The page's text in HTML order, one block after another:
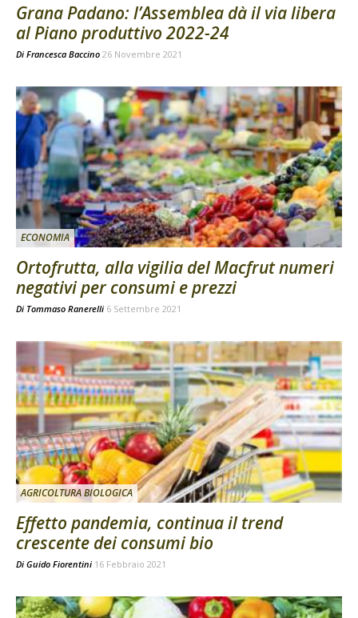
Grana Padano: l’Assemblea dà il via libera
al Piano produttivo 2022-24
Di Francesca Baccino 26 Novembre 2021
ECONOMIA
Ortofrutta, alla vigilia del Macfrut numeri
negativi per consumi e prezzi
Di Tommaso Ranerelli 6 Settembre 2021
AGRICOLTURA BIOLOGICA
Effetto pandemia, continua il trend
crescente dei consumi bio
Di Guido Fiorentini 16 Febbraio 2021